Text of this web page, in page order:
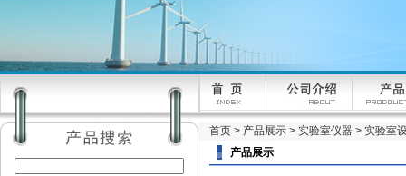
首页 > 产品展示 > 实验室仪器 > 实验室
产品展示